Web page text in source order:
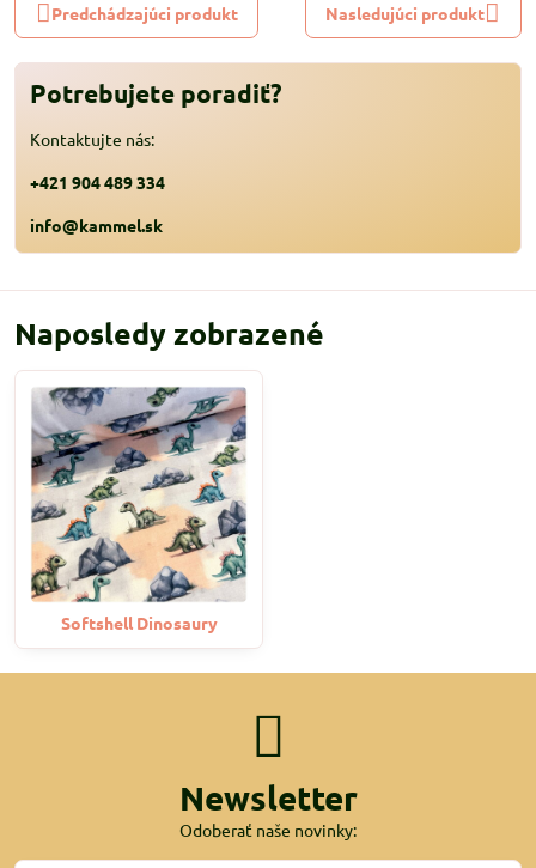
Predchádzajúci produkt Nasledujúci produkt
Potrebujete poradiť?
Kontaktujte nás:
+421 904 489 334
info@kammel.sk
Naposledy zobrazené
Softshell Dinosaury
Newsletter
Odoberať naše novinky: